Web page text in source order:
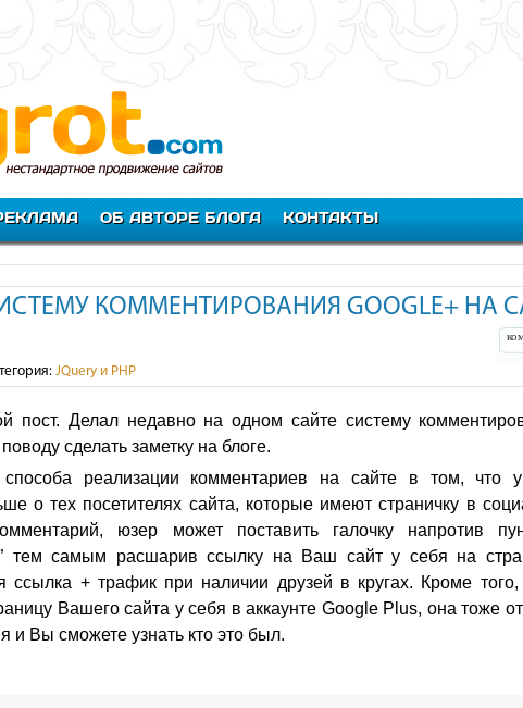
ОБ АВТОРЕ БЛОГА КОНТАКТЫ
КОММЕНТИРОВАНИЯ GOOGLE+ НА
JQuery и PHP
пост. Делал недавно на одном сайте систему
сделать заметку на блоге.
способа реализации комментариев на сайте в том, что
о тех посетителях сайта, которые имеют страничку в
юзер может поставить галочку напротив
тем самым расшарив ссылку на Ваш сайт у себя на
ссылка + трафик при наличии друзей в кругах. Кроме того,
Вашего сайта у себя в аккаунте Google Plus, она тоже
и Вы сможете узнать кто это был.